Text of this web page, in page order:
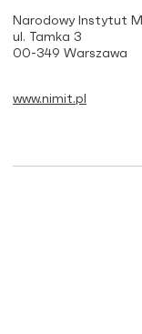
Narodowy Instytut
ul. Tamka 3
00-349 Warszawa
www.nimit.pl